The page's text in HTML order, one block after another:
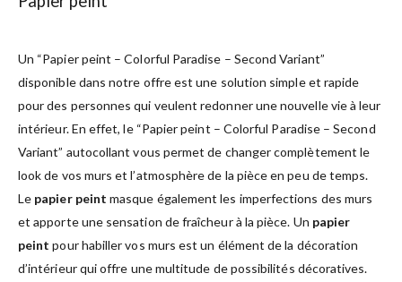
Un “Papier peint – Colorful Paradise – Second Variant”
disponible dans notre offre est une solution simple et rapide
pour des personnes qui veulent redonner une nouvelle vie à leur
intérieur. En effet, le “Papier peint – Colorful Paradise – Second
Variant” autocollant vous permet de changer complètement le
look de vos murs et l’atmosphère de la pièce en peu de temps.
Le papier peint masque également les imperfections des murs
et apporte une sensation de fraîcheur à la pièce. Un papier
peint pour habiller vos murs est un élément de la décoration
d’intérieur qui offre une multitude de possibilités décoratives.